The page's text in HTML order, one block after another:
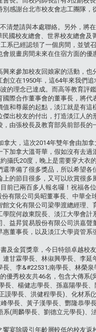
感謝台北市校友會志工團隊
清楚請與本處聯絡。另外，將
國校友總會、世界校友總會
系已經認領了一個房間，並號
規畫房間未來在住宿方面的
來參加校友回娘家的活動，
立在1950年，這64年來我們
的理念已達成。而高等教育評
際合作董事會的董事長，將
和尊嚴的起點，淡江就是有
出校友的付出，打造淡江人的
由張校長及教育部吳前部長
大，這次2014年雙年會由加
加拿大溫哥華，假如沒有去
攝氏20度，晚上是需要穿大衣
準備了很多獎品，所以希望
的節目很多，又可以欣賞很
已兩百多人報名囉！祝福各
有限公司吳昭董事長、中華
文化有限公司梁學渡總經理
院何啟東院長、淡江大學會
益昇貿易股份有限公司洪嘉
董事長，以及淡江大學資管
及金質獎章，今日特頒卓越校
甘霖學長、林俶興學長、李延
、李&#22531;南學長、林榮泉
優秀校友共46名，包含大傳系
、楊健志學長、孫嘉陽學長
學長、洪健程學長)、化材系
學長、黃子漢學長、酆隆恭學
(周麟學長、劉德立元學長)
宴除吸引年齡層較低的校友